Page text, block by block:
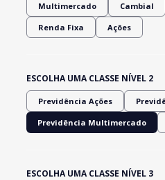
Multimercado Cambial
Renda Fixa Ações
ESCOLHA UMA CLASSE NÍVEL 2
Previdência Ações
Previdência Multimercado
ESCOLHA UMA CLASSE NÍVEL 3